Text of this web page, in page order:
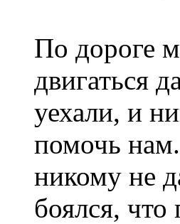
По дороге
двигаться
уехали, и
помочь
никому не
боялся,